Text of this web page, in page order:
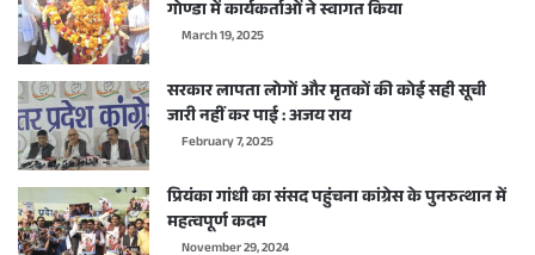
गोण्डा में कार्यकर्ताओं ने स्वागत किया
March 19, 2025
सरकार लापता लोगों और मृतकों की कोई सही सूची
जारी नहीं कर पाई : अजय राय
February 7, 2025
प्रियंका गांधी का संसद पहुंचना कांग्रेस के पुनरुत्थान में
महत्वपूर्ण कदम
November 29, 2024